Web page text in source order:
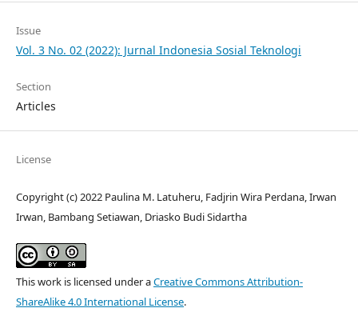
Issue
Vol. 3 No. 02 (2022): Jurnal Indonesia Sosial Teknologi
Section
Articles
License
Copyright (c) 2022 Paulina M. Latuheru, Fadjrin Wira Perdana, Irwan
Irwan, Bambang Setiawan, Driasko Budi Sidartha
This work is licensed under aCreative Commons Attribution-
ShareAlike 4.0 International License.